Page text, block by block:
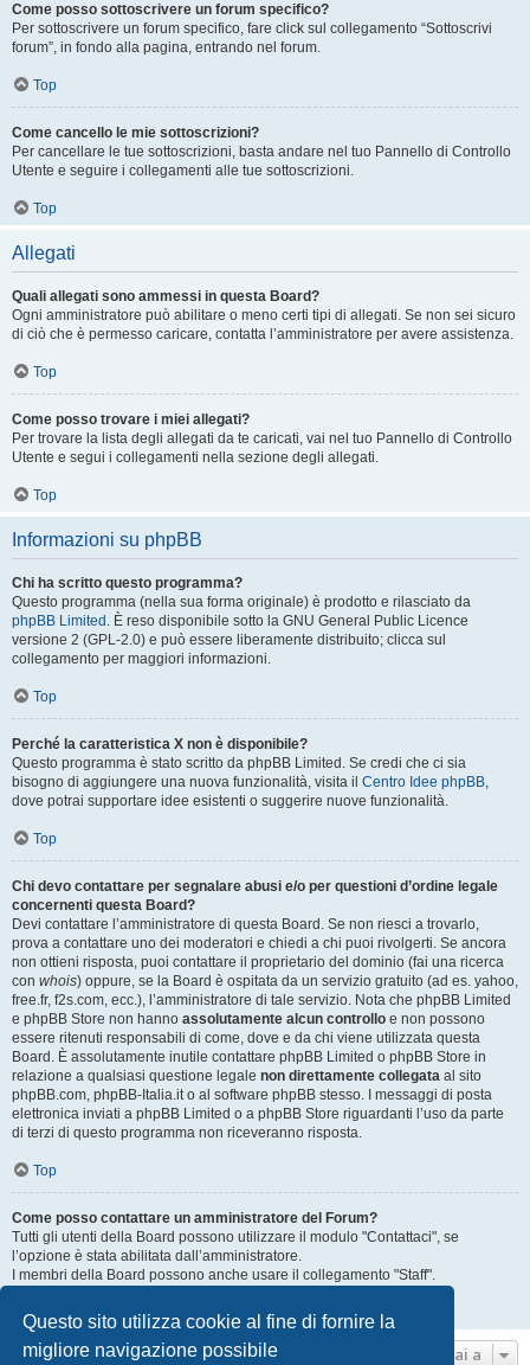
Questo sito utilizza cookie al fine di fornire la
migliore navigazione possibile
Come posso sottoscrivere un forum specifico?
Per sottoscrivere un forum specifico, fare click sul collegamento “Sottoscrivi
forum”, in fondo alla pagina, entrando nel forum.
Top
Come cancello le mie sottoscrizioni?
Per cancellare le tue sottoscrizioni, basta andare nel tuo Pannello di Controllo
Utente e seguire i collegamenti alle tue sottoscrizioni.
Top
Allegati
Quali allegati sono ammessi in questa Board?
Ogni amministratore può abilitare o meno certi tipi di allegati. Se non sei sicuro
di ciò che è permesso caricare, contatta l’amministratore per avere assistenza.
Top
Come posso trovare i miei allegati?
Per trovare la lista degli allegati da te caricati, vai nel tuo Pannello di Controllo
Utente e segui i collegamenti nella sezione degli allegati.
Top
Informazioni su phpBB
Chi ha scritto questo programma?
Questo programma (nella sua forma originale) è prodotto e rilasciato da
phpBB Limited . È reso disponibile sotto la GNU General Public Licence
versione 2 (GPL-2.0) e può essere liberamente distribuito; clicca sul
collegamento per maggiori informazioni.
Top
Perché la caratteristica X non è disponibile?
Questo programma è stato scritto da phpBB Limited. Se credi che ci sia
bisogno di aggiungere una nuova funzionalità, visita il Centro Idee phpBB,
dove potrai supportare idee esistenti o suggerire nuove funzionalità.
Top
Chi devo contattare per segnalare abusi e/o per questioni d’ordine legale
concernenti questa Board?
Devi contattare l’amministratore di questa Board. Se non riesci a trovarlo,
prova a contattare uno dei moderatori e chiedi a chi puoi rivolgerti. Se ancora
non ottieni risposta, puoi contattare il proprietario del dominio (fai una ricerca
con whois) oppure, se la Board è ospitata da un servizio gratuito (ad es. yahoo,
free.fr, f2s.com, ecc.), l’amministratore di tale servizio. Nota che phpBB Limited
e phpBB Store non hanno assolutamente alcun controllo e non possono
essere ritenuti responsabili di come, dove e da chi viene utilizzata questa
Board. È assolutamente inutile contattare phpBB Limited o phpBB Store in
relazione a qualsiasi questione legale non direttamente collegata al sito
phpBB.com, phpBB-Italia.it o al software phpBB stesso. I messaggi di posta
elettronica inviati a phpBB Limited o a phpBB Store riguardanti l’uso da parte
di terzi di questo programma non riceveranno risposta.
Top
Come posso contattare un amministratore del Forum?
Tutti gli utenti della Board possono utilizzare il modulo "Contattaci", se
l’opzione è stata abilitata dall’amministratore.
I membri della Board possono anche usare il collegamento "Staff".
Top
Vai a